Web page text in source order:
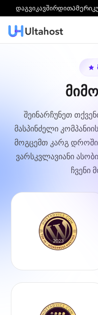
დაგვიკავშირდით
შეინარჩუნეთ
მასპინძელი
მოგცემთ კარგ დროში
ვარსკვლავიანი
ჩვენი